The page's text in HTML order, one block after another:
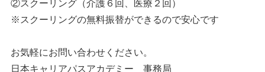
②スクーリング（介護６回、医療２回）
※スクーリングの無料振替ができるので安心です
お気軽にお問い合わせください。
日本キャリアパスアカデミー 事務局